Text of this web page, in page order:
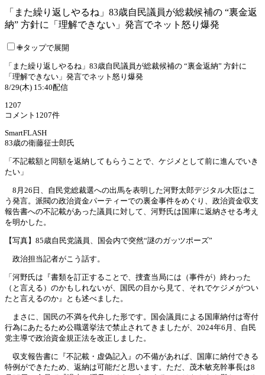
「また繰り返しやるね」83歳自民議員が総裁候補の “裏金返
納” 方針に「理解できない」発言でネット怒り爆発
✙タップで展開
「また繰り返しやるね」83歳自民議員が総裁候補の “裏金返納” 方針に
「理解できない」発言でネット怒り爆発
8/29(木) 15:40配信
1207
コメント1207件
SmartFLASH
83歳の衛藤征士郎氏
「不記載額と同額を返納してもらうことで、ケジメとして前に進んでいき
たい」
8月26日、自民党総裁選への出馬を表明した河野太郎デジタル大臣はこ
う発言。派閥の政治資金パーティーでの裏金事件をめぐり、政治資金収支
報告書への不記載があった議員に対して、河野氏は国庫に返納させる考え
を明かした。
【写真】85歳自民党議員、国会内で突然“謎のガッツポーズ”
政治担当記者がこう話す。
「河野氏は『書類を訂正することで、捜査当局には（事件が）終わった
（と言える）のかもしれないが、国民の目から見て、それでケジメがつい
たと言えるのか』とも述べました。
まさに、国民の不満を代弁した形です。国会議員による国庫納付は寄付
行為にあたるため公職選挙法で禁止されてきましたが、2024年6月、自民
党主導で政治資金規正法を改正しました。
収支報告書に『不記載・虚偽記入』の不備があれば、国庫に納付できる
特例ができたため、返納は可能だと思います。ただ、茂木敏充幹事長は8